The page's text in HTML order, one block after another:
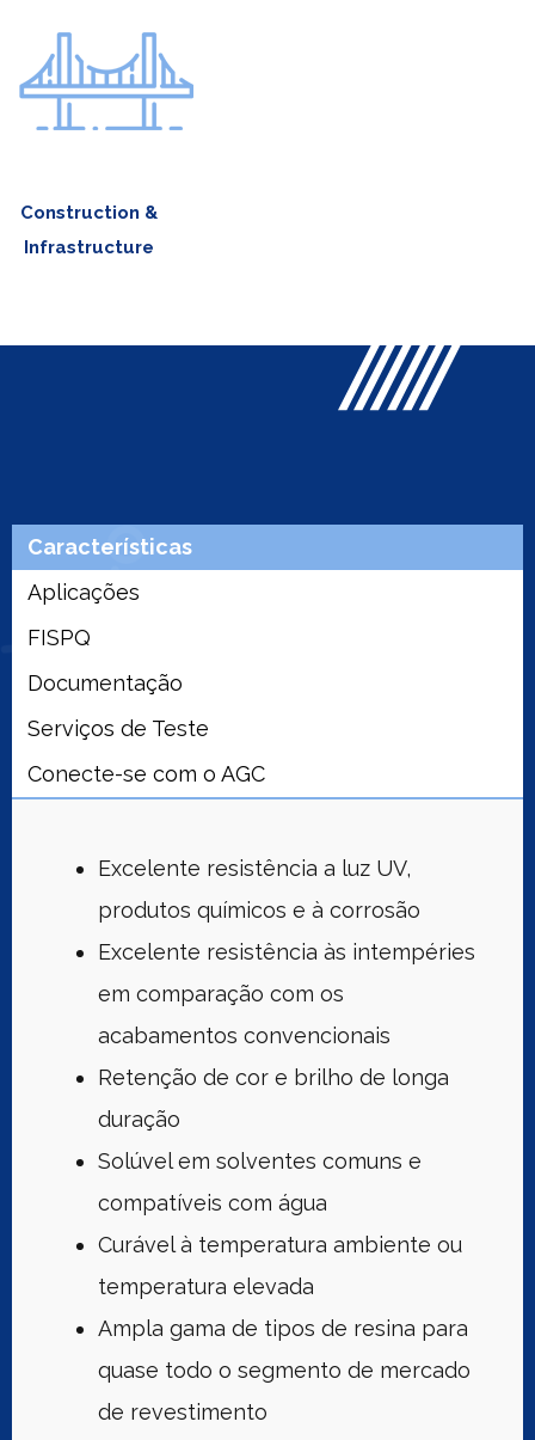
Construction &
Infrastructure
Características
Aplicações
FISPQ
Documentação
Serviços de Teste
Conecte-se com o AGC
Excelente resistência a luz UV,
produtos químicos e à corrosão
Excelente resistência às intempéries
em comparação com os
acabamentos convencionais
Retenção de cor e brilho de longa
duração
Solúvel em solventes comuns e
compatíveis com água
Curável à temperatura ambiente ou
temperatura elevada
Ampla gama de tipos de resina para
quase todo o segmento de mercado
de revestimento